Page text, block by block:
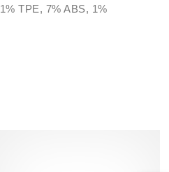
TPE, 7% ABS, 1%